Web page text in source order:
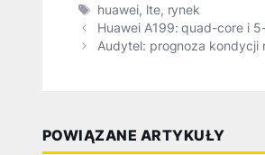
Tagi
huawei, lte, rynek
Huawei A199: quad-core i
Audytel: prognoza kondycji
POWIĄZANE ARTYKUŁY